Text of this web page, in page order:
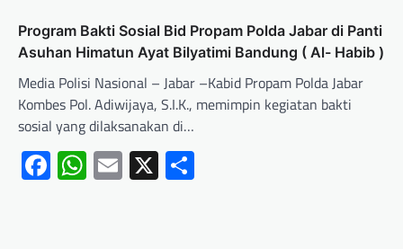
Program Bakti Sosial Bid Propam Polda Jabar di Panti
Asuhan Himatun Ayat Bilyatimi Bandung ( Al- Habib )
Media Polisi Nasional – Jabar –Kabid Propam Polda Jabar
Kombes Pol. Adiwijaya, S.I.K., memimpin kegiatan bakti
sosial yang dilaksanakan di…
Facebook
WhatsApp
Email
X